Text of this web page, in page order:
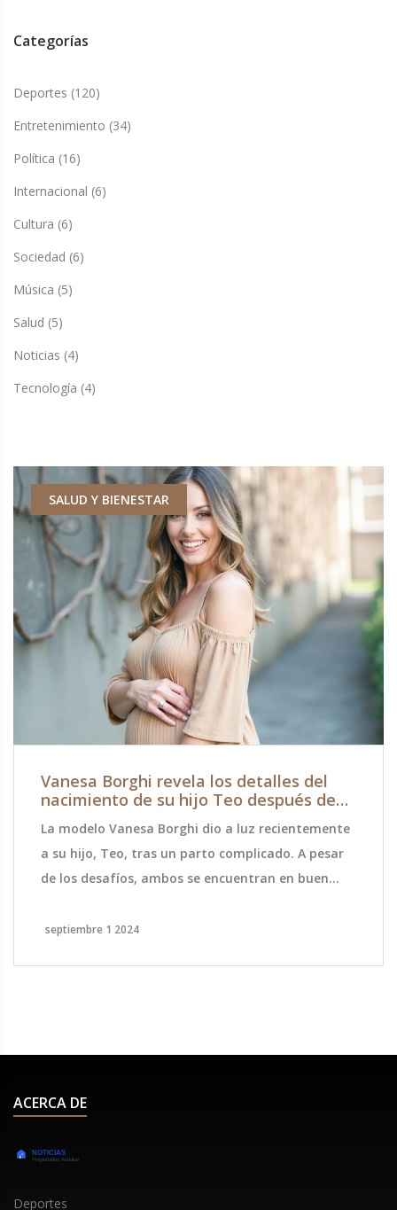
Categorías
Deportes (120)
Entretenimiento (34)
Política (16)
Internacional (6)
Cultura (6)
Sociedad (6)
Música (5)
Salud (5)
Noticias (4)
Tecnología (4)
SALUD Y BIENESTAR
Vanesa Borghi revela los detalles del
nacimiento de su hijo Teo después de
La modelo Vanesa Borghi dio a luz recientemente
a su hijo, Teo, tras un parto complicado. A pesar
de los desafíos, ambos se encuentran en buen
después de haber sufrido una pérdida de
septiembre 1 2024
ACERCA DE
Deportes